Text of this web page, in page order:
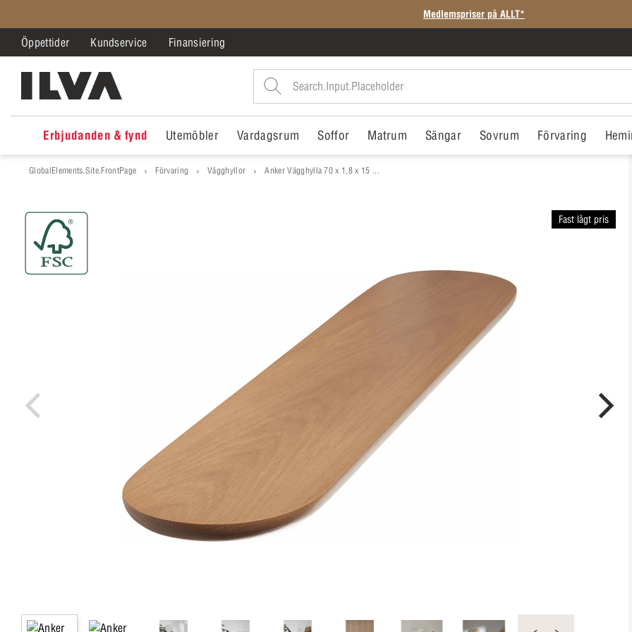
Medlemspriser på ALLT*
Öppettider Kundservice Finansiering
Erbjudanden & fynd Utemöbler Vardagsrum Soffor Matrum Sängar Sovrum Förvaring
GlobalElements.Site.FrontPage Förvaring Vägghyllor Anker Vägghylla 70 x 1,8 x 15 ...
Fast lågt pris